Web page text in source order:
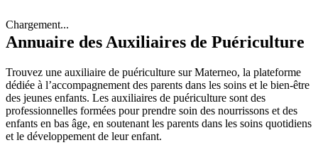
Chargement...
Annuaire des Auxiliaires de Puériculture
Trouvez une auxiliaire de puériculture sur Materneo, la plateforme
dédiée à l’accompagnement des parents dans les soins et le bien-être
des jeunes enfants. Les auxiliaires de puériculture sont des
professionnelles formées pour prendre soin des nourrissons et des
enfants en bas âge, en soutenant les parents dans les soins quotidiens
et le développement de leur enfant.